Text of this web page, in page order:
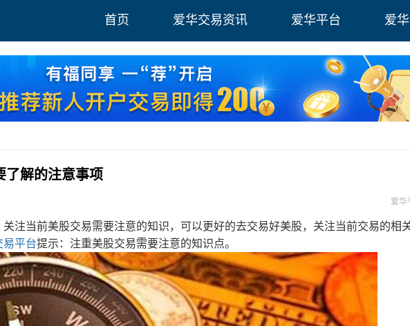
首页 爱华交易资讯 爱华平台 爱
了解的注意事项
爱华
当前美股交易需要注意的知识，可以更好的去交易好美股，关注当前交易的相
易平台提示：注重美股交易需要注意的知识点。